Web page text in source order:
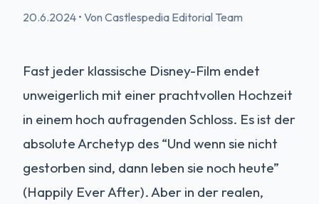
20.6.2024 • Von Castlespedia Editorial Team
Fast jeder klassische Disney-Film endet
unweigerlich mit einer prachtvollen Hochzeit
in einem hoch aufragenden Schloss. Es ist der
absolute Archetyp des “Und wenn sie nicht
gestorben sind, dann leben sie noch heute”
(Happily Ever After). Aber in der realen,